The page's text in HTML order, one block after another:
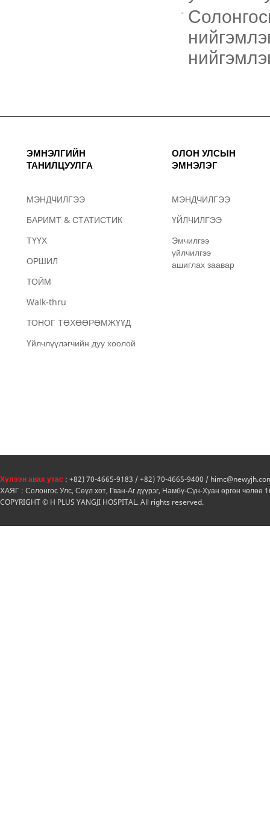
ЭМНЭЛГИЙН
ТАНИЛЦУУЛГА
МЭНДЧИЛГЭЭ
БАРИМТ & СТАТИСТИК
ТҮҮХ
ОРШИЛ
ТОЙМ
Walk-thru
ТОНОГ ТӨХӨӨРӨМЖҮҮД
Үйлчлүүлэгчийн дуу хоолой
ОЛОН УЛСЫН
ЭМНЭЛЭГ
МЭНДЧИЛГЭЭ
ҮЙЛЧИЛГЭЭ
Эмчилгээ
үйлчилгээ
ашиглах заавар
Хүлээн авах утас : +82) 70-4665-9183 / +82) 70-4665-9400 /
ХАЯГ : Солонгос Улс, Сөүл хот, Гван-Аг дүүрэг, Намбү-Сүн-Хуан өргөн чөлөө
COPYRIGHT © H PLUS YANGJI HOSPITAL. All rights reserved.